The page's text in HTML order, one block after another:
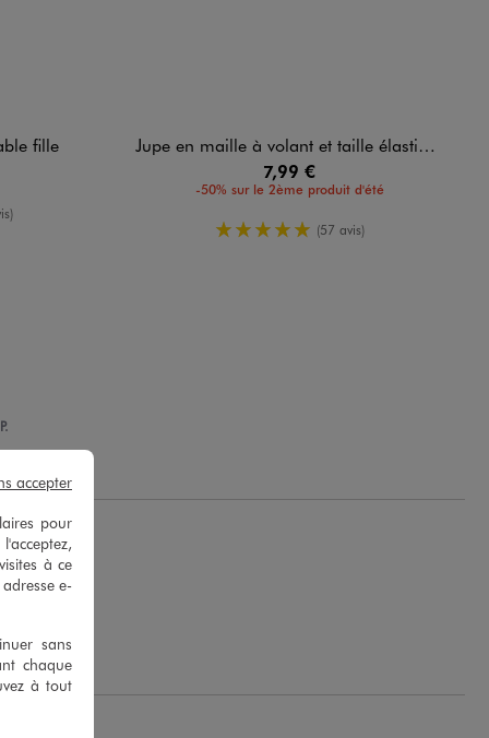
fille
Jupe en maille à volant et taille élastique fille
7,99 €
-50% sur le 2ème produit d'été
5/5 de moyenne
(57 avis)
pour
à ce
e-
sans
chaque
à tout
accepter